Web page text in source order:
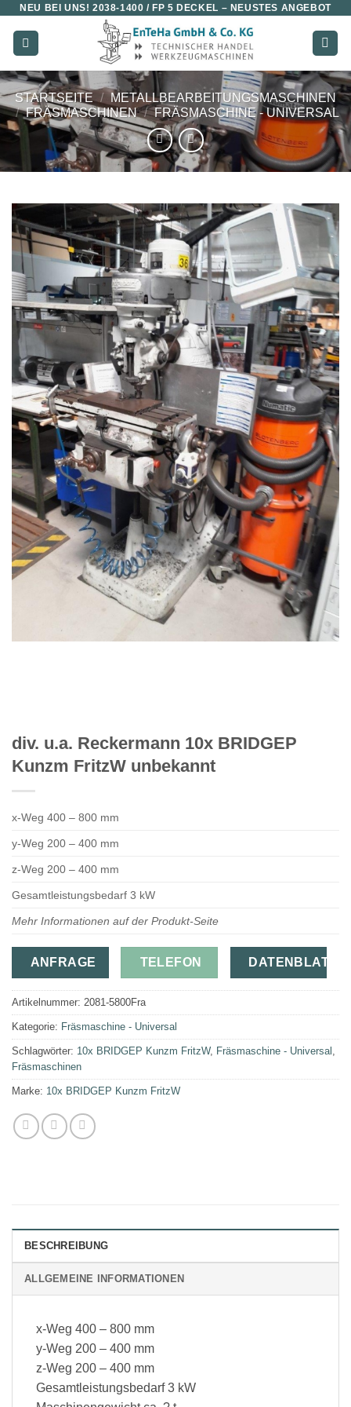
Zum
Inhalt
springen
NEU BEI UNS!2038-1400 / FP 5 DECKEL – NEUSTES ANGEBOT
STARTSEITE / METALLBEARBEITUNGSMASCHINEN
/ FRÄSMASCHINEN / FRÄSMASCHINE - UNIVERSAL
div. u.a. Reckermann 10x BRIDGEP
Kunzm FritzW unbekannt
x-Weg 400 – 800 mm
y-Weg 200 – 400 mm
z-Weg 200 – 400 mm
Gesamtleistungsbedarf 3 kW
Mehr Informationen auf der Produkt-Seite
ANFRAGE TELEFON DATENBLATT
Artikelnummer: 2081-5800Fra
Kategorie: Fräsmaschine - Universal
Schlagwörter: 10x BRIDGEP Kunzm FritzW, Fräsmaschine - Universal ,
Fräsmaschinen
Marke: 10x BRIDGEP Kunzm FritzW
BESCHREIBUNG
ALLGEMEINE INFORMATIONEN
x-Weg 400 – 800 mm
y-Weg 200 – 400 mm
z-Weg 200 – 400 mm
Gesamtleistungsbedarf 3 kW